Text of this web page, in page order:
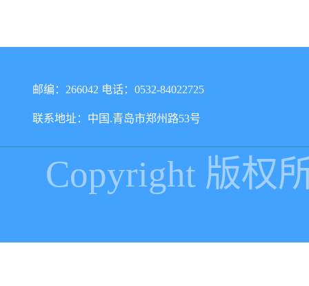
邮编：266042 电话：0532-84022725
联系地址：中国.青岛市郑州路53号
Copyright 版权